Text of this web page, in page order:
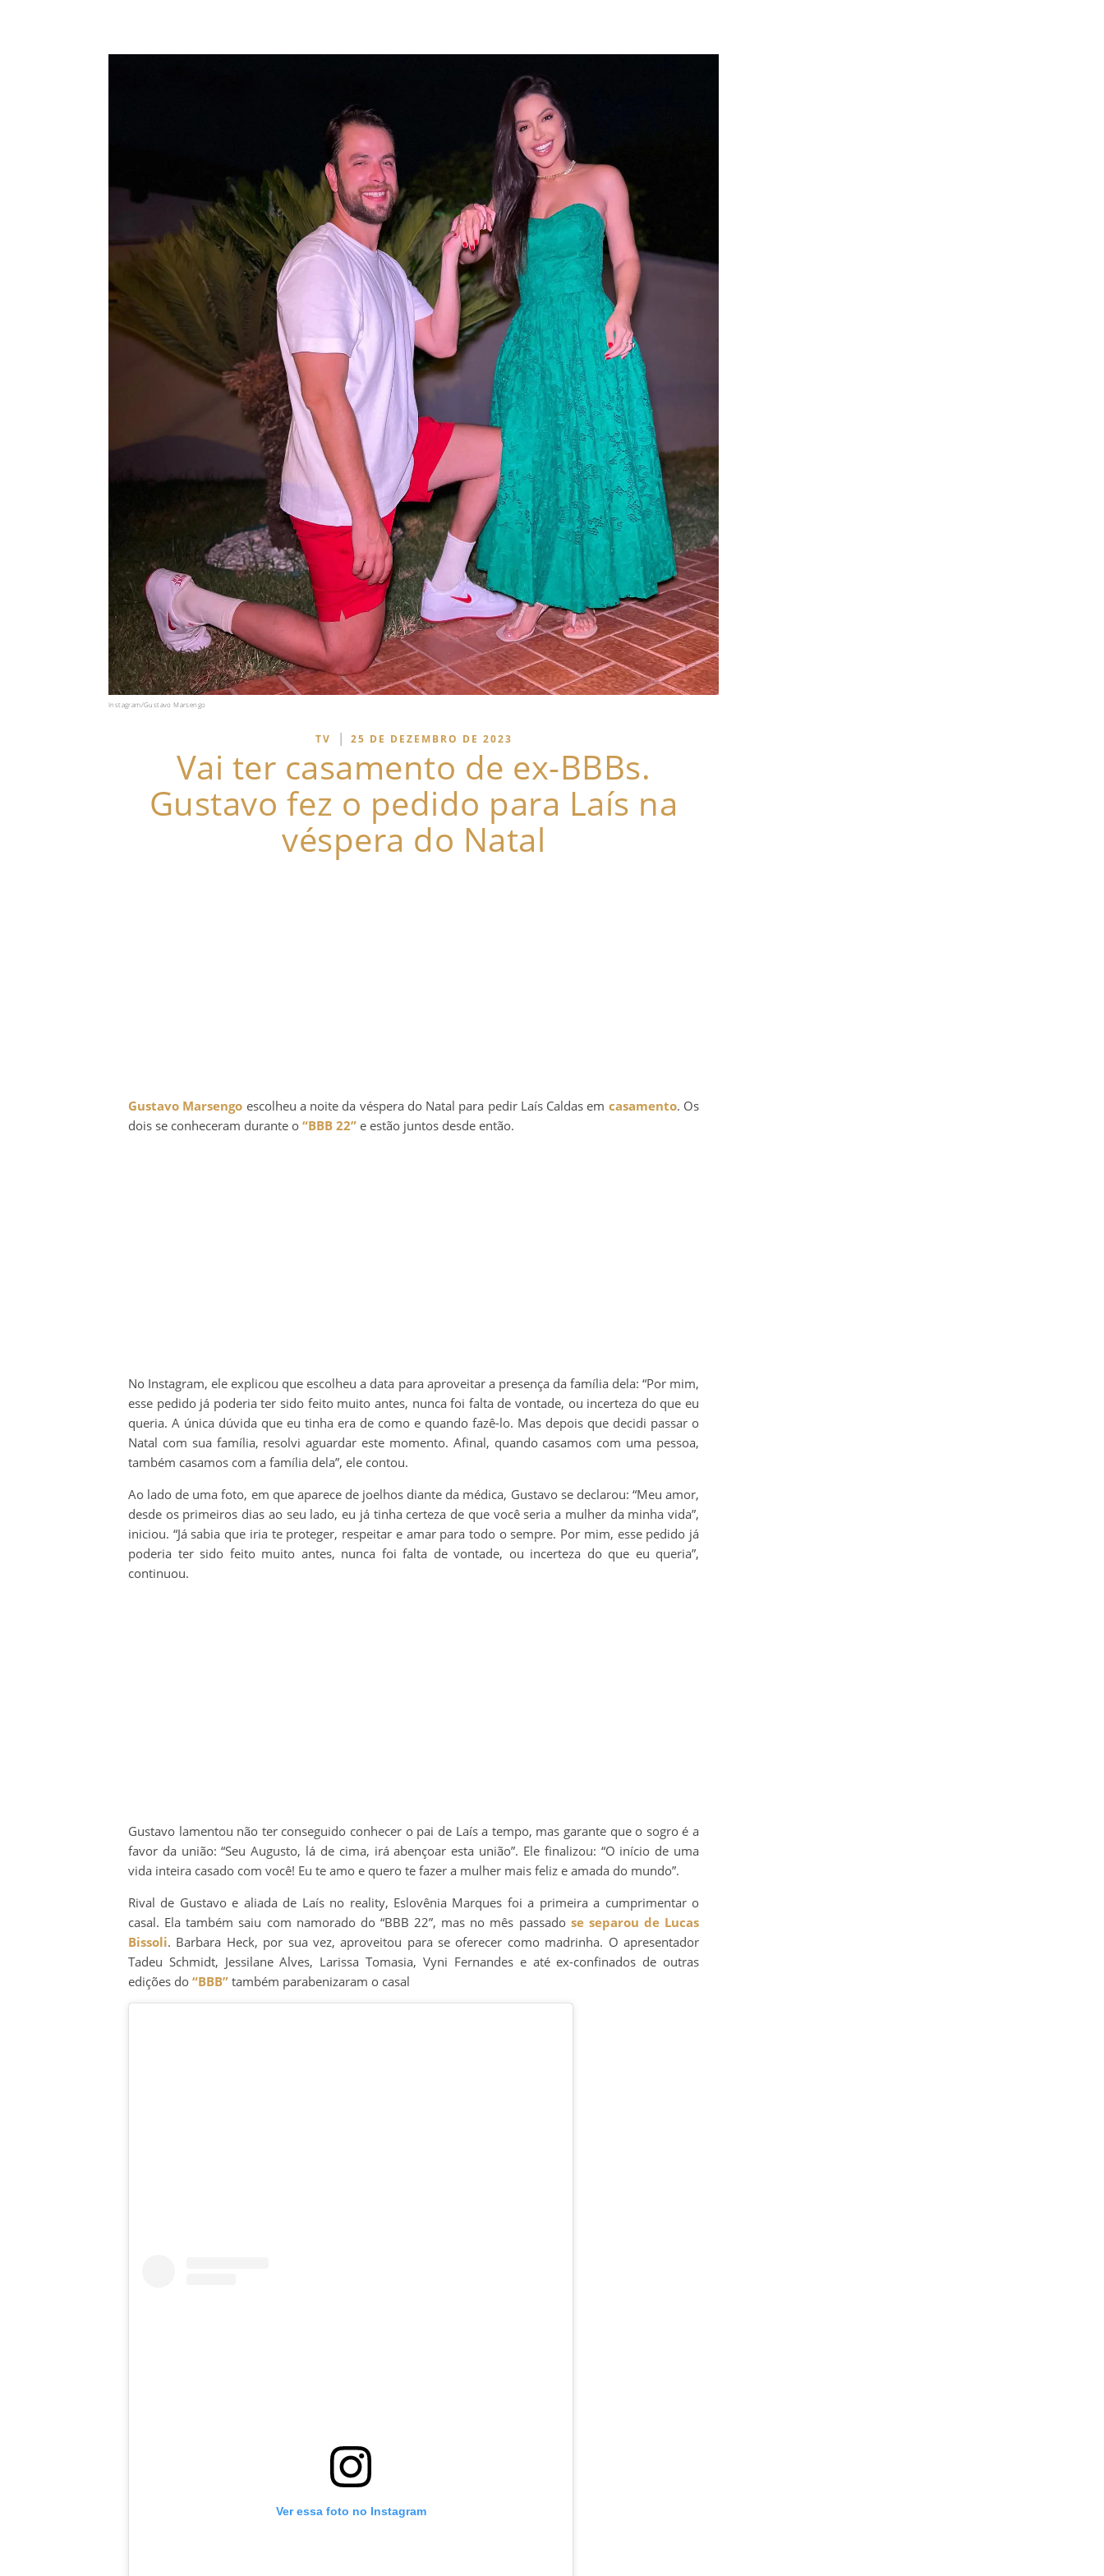
Instagram/Gustavo Marsengo
TV | 25 DE DEZEMBRO DE 2023
Vai ter casamento de ex-BBBs.
Gustavo fez o pedido para Laís na
véspera do Natal
Gustavo Marsengo escolheu a noite da véspera do Natal para pedir Laís Caldas em casamento. Os
dois se conheceram durante o “BBB 22” e estão juntos desde então.
No Instagram, ele explicou que escolheu a data para aproveitar a presença da família dela: “Por mim,
esse pedido já poderia ter sido feito muito antes, nunca foi falta de vontade, ou incerteza do que eu
queria. A única dúvida que eu tinha era de como e quando fazê-lo. Mas depois que decidi passar o
Natal com sua família, resolvi aguardar este momento. Afinal, quando casamos com uma pessoa,
também casamos com a família dela”, ele contou.
Ao lado de uma foto, em que aparece de joelhos diante da médica, Gustavo se declarou: “Meu amor,
desde os primeiros dias ao seu lado, eu já tinha certeza de que você seria a mulher da minha vida”,
iniciou. “Já sabia que iria te proteger, respeitar e amar para todo o sempre. Por mim, esse pedido já
poderia ter sido feito muito antes, nunca foi falta de vontade, ou incerteza do que eu queria”,
continuou.
Gustavo lamentou não ter conseguido conhecer o pai de Laís a tempo, mas garante que o sogro é a
favor da união: “Seu Augusto, lá de cima, irá abençoar esta união”. Ele finalizou: “O início de uma
vida inteira casado com você! Eu te amo e quero te fazer a mulher mais feliz e amada do mundo”.
Rival de Gustavo e aliada de Laís no reality, Eslovênia Marques foi a primeira a cumprimentar o
casal. Ela também saiu com namorado do “BBB 22”, mas no mês passado se separou de Lucas
Bissoli. Barbara Heck, por sua vez, aproveitou para se oferecer como madrinha. O apresentador
Tadeu Schmidt, Jessilane Alves, Larissa Tomasia, Vyni Fernandes e até ex-confinados de outras
edições do “BBB” também parabenizaram o casal
Ver essa foto no Instagram